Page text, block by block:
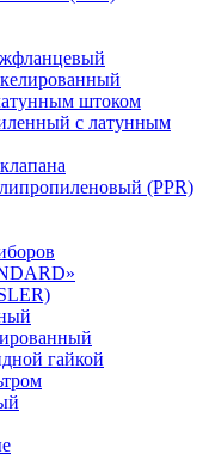
штоком
с латунным
(PPR)
гайкой